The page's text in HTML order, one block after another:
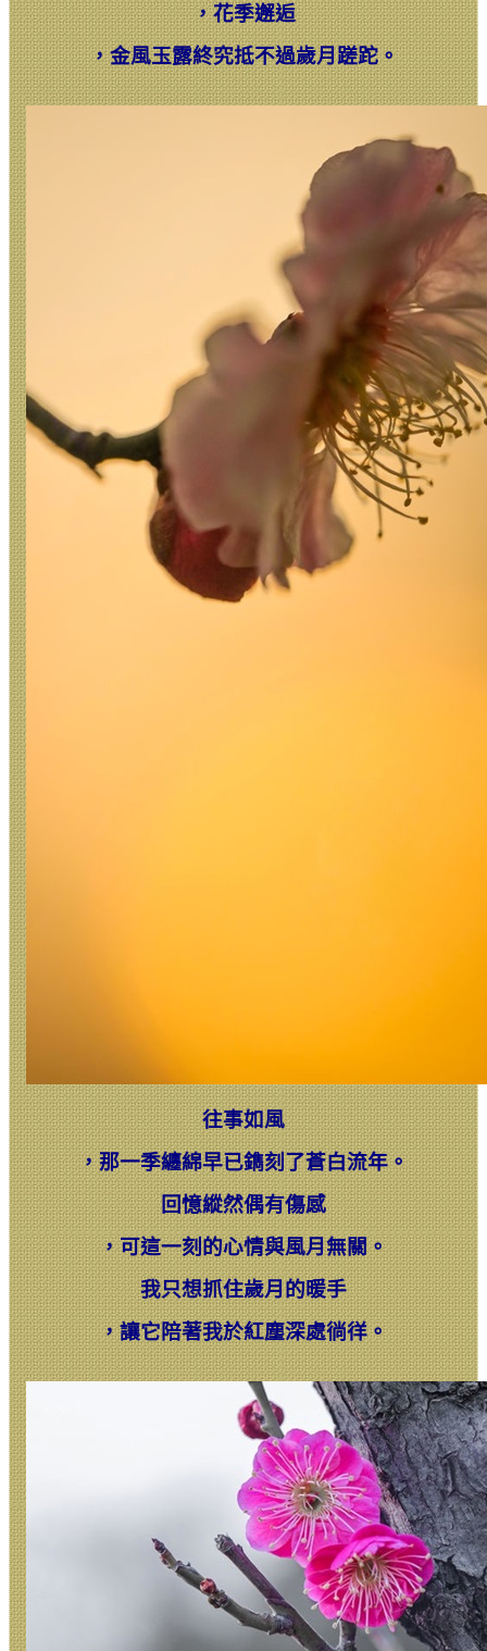
，花季邂逅
，金風玉露終究抵不過歲月蹉跎。
往事如風
，那一季纏綿早已鐫刻了蒼白流年。
回憶縱然偶有傷感
，可這一刻的心情與風月無關。
我只想抓住歲月的暖手
，讓它陪著我於紅塵深處徜徉。